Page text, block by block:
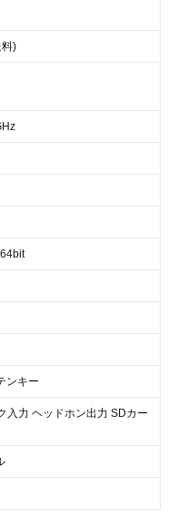
)
ンキー
入力 ヘッドホン出力 SDカー